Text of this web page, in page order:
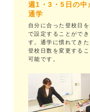
週1・3・5日の中
通学
自分に合った登校日を
で設定することができ
す。通学に慣れてきた
登校日数を変更するこ
可能です。